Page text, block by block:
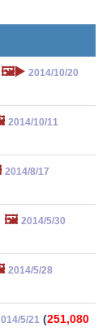
🖼️▶️ 2014/10/20
2014/10/11
2014/8/17
🖼️ 2014/5/30
2014/5/28
5/21 (251,080